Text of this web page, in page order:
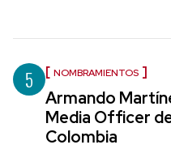
5 NOMBRAMIENTOS
Armando
Media Officer
Colombia